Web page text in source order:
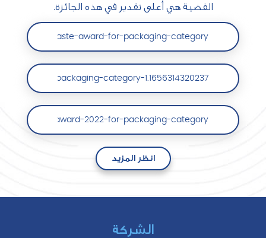
الفضية هي أعلى تقدير في هذه الجائزة.
taste-award-for-packaging-category
2022-for-packaging-category-1.1656314320237
taste-award-2022-for-packaging-category/
انظر المزيد
الشركة